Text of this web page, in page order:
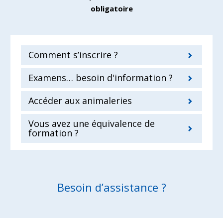
obligatoire
Comment s’inscrire ?
Examens… besoin d'information ?
Accéder aux animaleries
Vous avez une équivalence de
formation ?
Besoin d’assistance ?